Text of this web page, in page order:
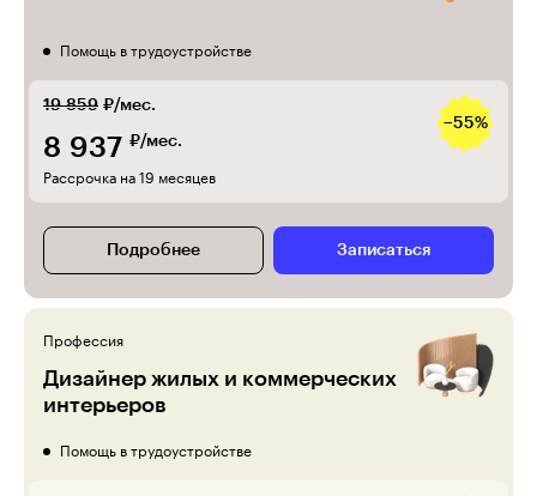
Помощь в трудоустройстве
19 859 ₽/мес.
−55%
8 937 ₽/мес.
Рассрочка на 19 месяцев
Подробнее Записаться
Профессия
Дизайнер жилых и коммерческих
интерьеров
Помощь в трудоустройстве